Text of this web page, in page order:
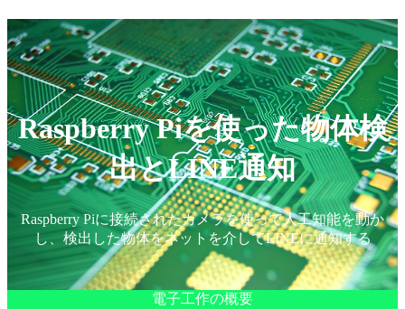
Raspberry Piを使った物体検
出とLINE通知
Raspberry Piに接続されたカメラを使って人工知能を動か
し、検出した物体をネットを介してLINEに通知する
電子工作の概要